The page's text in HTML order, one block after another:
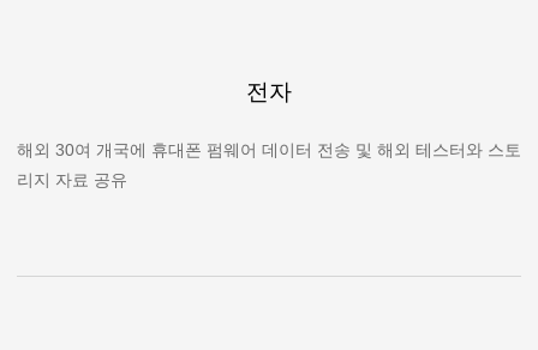
전자
해외 30여 개국에 휴대폰 펌웨어 데이터 전송 및 해외 테스터와 스토
리지 자료 공유